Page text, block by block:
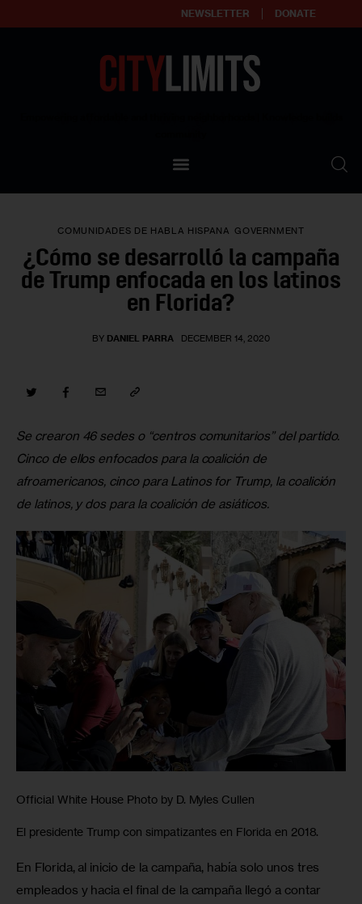
NEWSLETTER DONATE
Our Standards
Contact Us
COMUNIDADES DE HABLA HISPANA GOVERNMENT
¿Cómo se desarrolló la campaña
de Trump enfocada en los latinos
en Florida?
BY DANIEL PARRA DECEMBER 14, 2020
Se crearon 46 sedes o “centros comunitarios” del partido.
Cinco de ellos enfocados para la coalición de
afroamericanos, cinco para Latinos for Trump, la coalición
de latinos, y dos para la coalición de asiáticos.
Official White House Photo by D. Myles Cullen
El presidente Trump con simpatizantes en Florida en 2018.
En Florida, al inicio de la campaña, había solo unos tres
empleados y hacia el final de la campaña llegó a contar